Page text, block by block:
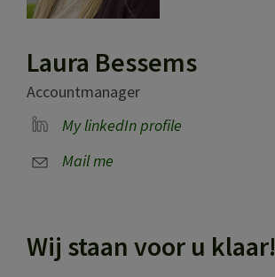
Laura Bessems
Accountmanager
My linkedIn profile
Mail me
Wij staan voor u klaar!